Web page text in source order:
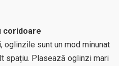
coridoare
oglinzile sunt un mod minunat
spațiu. Plasează oglinzi mari